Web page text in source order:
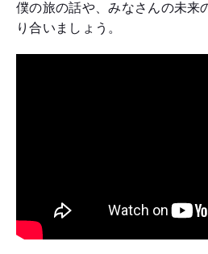
僕の旅の話や、みなさんの未
り合いましょう。